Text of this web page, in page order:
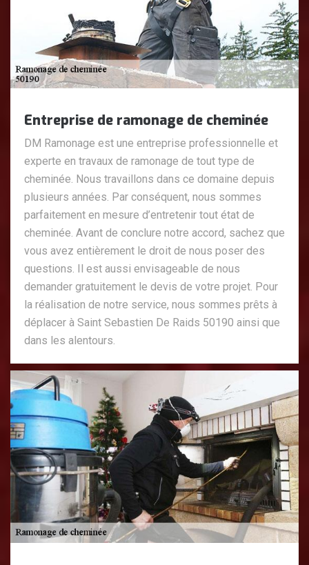
Entreprise de ramonage de cheminée
DM Ramonage est une entreprise professionnelle et
experte en travaux de ramonage de tout type de
cheminée. Nous travaillons dans ce domaine depuis
plusieurs années. Par conséquent, nous sommes
parfaitement en mesure d’entretenir tout état de
cheminée. Avant de conclure notre accord, sachez que
vous avez entièrement le droit de nous poser des
questions. Il est aussi envisageable de nous
demander gratuitement le devis de votre projet. Pour
la réalisation de notre service, nous sommes prêts à
déplacer à Saint Sebastien De Raids 50190 ainsi que
dans les alentours.